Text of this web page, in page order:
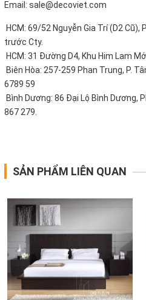
Email: sale@decoviet.com
HCM: 69/52 Nguyễn Gia Trí (D2 Cũ),
trước Cty.
HCM: 31 Đường D4, Khu Him Lam
Biên Hòa: 257-259 Phan Trung, P.
6789 59
Bình Dương: 86 Đại Lộ Bình Dương,
867 279.
SẢN PHẨM LIÊN QUAN